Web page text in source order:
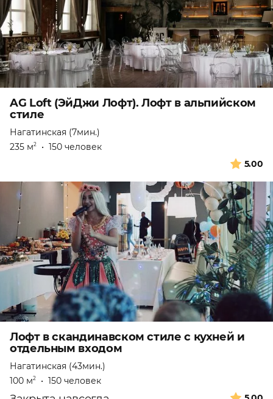
AG Loft (ЭйДжи Лофт). Лофт в альпийском
стиле
Нагатинская (7мин.)
235 м2 • 150 человек
5.00
Лофт в скандинавском стиле с кухней и
отдельным входом
Нагатинская (43мин.)
100 м2 • 150 человек